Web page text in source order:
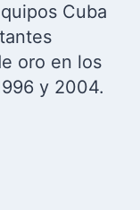
Cuba
oro en los
y 2004.